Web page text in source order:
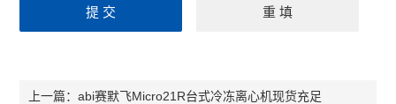
奥林巴斯CX33生物显微镜
上一篇：abi赛默飞Micro21R台式冷冻离心机现货充足